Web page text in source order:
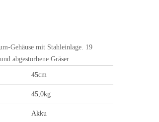
Gehäuse mit Stahleinlage. 19
abgestorbene Gräser.
45cm
45,0kg
Akku